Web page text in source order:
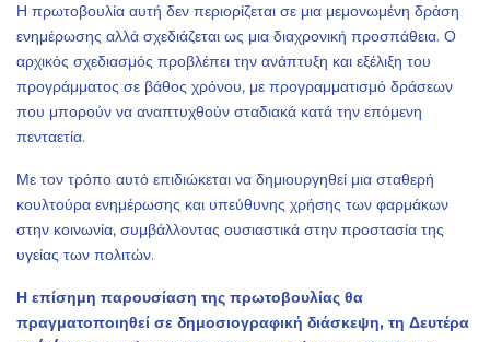
Η πρωτοβουλία αυτή δεν περιορίζεται σε μια μεμονωμένη δράση
ενημέρωσης αλλά σχεδιάζεται ως μια διαχρονική προσπάθεια. Ο
αρχικός σχεδιασμός προβλέπει την ανάπτυξη και εξέλιξη του
προγράμματος σε βάθος χρόνου, με προγραμματισμό δράσεων
που μπορούν να αναπτυχθούν σταδιακά κατά την επόμενη
πενταετία.
Με τον τρόπο αυτό επιδιώκεται να δημιουργηθεί μια σταθερή
κουλτούρα ενημέρωσης και υπεύθυνης χρήσης των φαρμάκων
στην κοινωνία, συμβάλλοντας ουσιαστικά στην προστασία της
υγείας των πολιτών.
Η επίσημη παρουσίαση της πρωτοβουλίας θα
πραγματοποιηθεί σε δημοσιογραφική διάσκεψη, τη Δευτέρα